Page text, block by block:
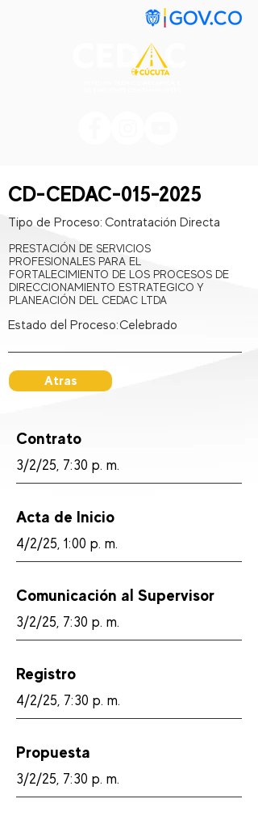
CD-CEDAC-015-2025
Tipo de Proceso: Contratación Directa
PRESTACIÓN DE SERVICIOS
PROFESIONALES PARA EL
FORTALECIMIENTO DE LOS PROCESOS DE
DIRECCIONAMIENTO ESTRATEGICO Y
PLANEACIÓN DEL CEDAC LTDA
Estado del Proceso:Celebrado
Atras
Contrato
3/2/25, 7:30 p. m.
Acta de Inicio
4/2/25, 1:00 p. m.
Comunicación al Supervisor
3/2/25, 7:30 p. m.
Registro
4/2/25, 7:30 p. m.
Propuesta
3/2/25, 7:30 p. m.